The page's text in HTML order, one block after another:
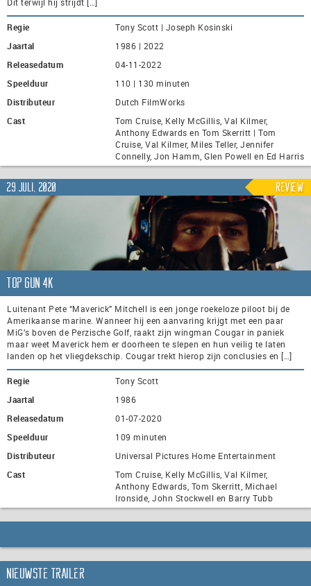
Regie
Tony Scott | Joseph Kosinski
Jaartal
1986 | 2022
Releasedatum
04-11-2022
Speelduur
110 | 130 minuten
Distributeur
Dutch FilmWorks
Cast
Tom Cruise, Kelly McGillis, Val Kilmer,
Anthony Edwards en Tom Skerritt | Tom
Cruise, Val Kilmer, Miles Teller, Jennifer
Connelly, Jon Hamm, Glen Powell en Ed Harris
29 juli, 2020 Review
Top Gun 4K
Luitenant Pete “Maverick” Mitchell is een jonge roekeloze piloot bij de
Amerikaanse marine. Wanneer hij een aanvaring krijgt met een paar
MiG’s boven de Perzische Golf, raakt zijn wingman Cougar in paniek
maar weet Maverick hem er doorheen te slepen en hun veilig te laten
landen op het vliegdekschip. Cougar trekt hierop zijn conclusies en […]
Regie
Tony Scott
Jaartal
1986
Releasedatum
01-07-2020
Speelduur
109 minuten
Distributeur
Universal Pictures Home Entertainment
Cast
Tom Cruise, Kelly McGillis, Val Kilmer,
Anthony Edwards, Tom Skerritt, Michael
Ironside, John Stockwell en Barry Tubb
Nieuwste trailer